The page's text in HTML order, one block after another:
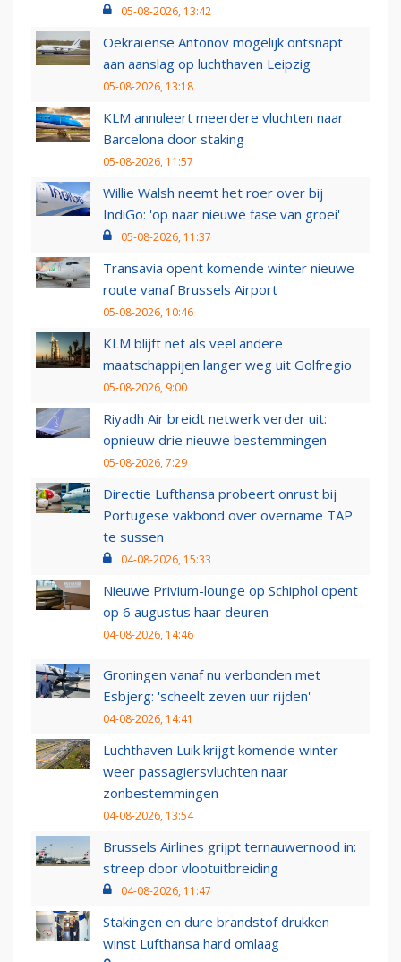
05-08-2026, 13:42
Oekraïense Antonov mogelijk ontsnapt
aan aanslag op luchthaven Leipzig
05-08-2026, 13:18
KLM annuleert meerdere vluchten naar
Barcelona door staking
05-08-2026, 11:57
Willie Walsh neemt het roer over bij
IndiGo: 'op naar nieuwe fase van groei'
05-08-2026, 11:37
Transavia opent komende winter nieuwe
route vanaf Brussels Airport
05-08-2026, 10:46
KLM blijft net als veel andere
maatschappijen langer weg uit Golfregio
05-08-2026, 9:00
Riyadh Air breidt netwerk verder uit:
opnieuw drie nieuwe bestemmingen
05-08-2026, 7:29
Directie Lufthansa probeert onrust bij
Portugese vakbond over overname TAP
te sussen
04-08-2026, 15:33
Nieuwe Privium-lounge op Schiphol opent
op 6 augustus haar deuren
04-08-2026, 14:46
Groningen vanaf nu verbonden met
Esbjerg: 'scheelt zeven uur rijden'
04-08-2026, 14:41
Luchthaven Luik krijgt komende winter
weer passagiersvluchten naar
zonbestemmingen
04-08-2026, 13:54
Brussels Airlines grijpt ternauwernood in:
streep door vlootuitbreiding
04-08-2026, 11:47
Stakingen en dure brandstof drukken
winst Lufthansa hard omlaag